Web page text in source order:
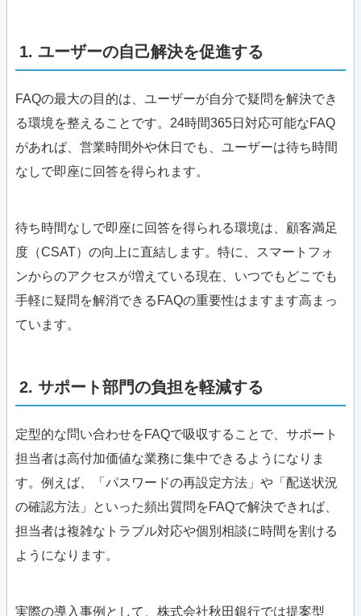
1. ユーザーの自己解決を促進する
FAQの最大の目的は、ユーザーが自分で疑問を解決でき
る環境を整えることです。24時間365日対応可能なFAQ
があれば、営業時間外や休日でも、ユーザーは待ち時間
なしで即座に回答を得られます。
待ち時間なしで即座に回答を得られる環境は、顧客満足
度（CSAT）の向上に直結します。特に、スマートフォ
ンからのアクセスが増えている現在、いつでもどこでも
手軽に疑問を解消できるFAQの重要性はますます高まっ
ています。
2. サポート部門の負担を軽減する
定型的な問い合わせをFAQで吸収することで、サポート
担当者は高付加価値な業務に集中できるようになりま
す。例えば、「パスワードの再設定方法」や「配送状況
の確認方法」といった頻出質問をFAQで解決できれば、
担当者は複雑なトラブル対応や個別相談に時間を割ける
ようになります。
実際の導入事例として、株式会社秋田銀行では提案型